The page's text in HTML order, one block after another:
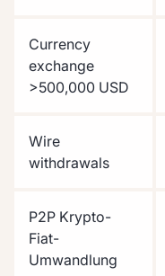
Currency
exchange
>500,000 USD
Wire
withdrawals
P2P Krypto-
Fiat-
Umwandlung